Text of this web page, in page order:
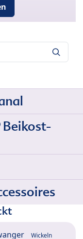
Beikost-
Wickeln